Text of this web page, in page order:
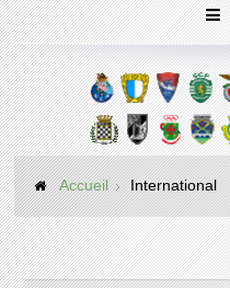
Accueil International